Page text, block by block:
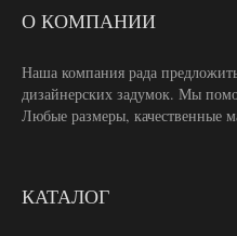
О КОМПАНИИ
Наша компания рада
дизайнерских задумок. Мы
Любые размеры, качественные
КАТАЛОГ